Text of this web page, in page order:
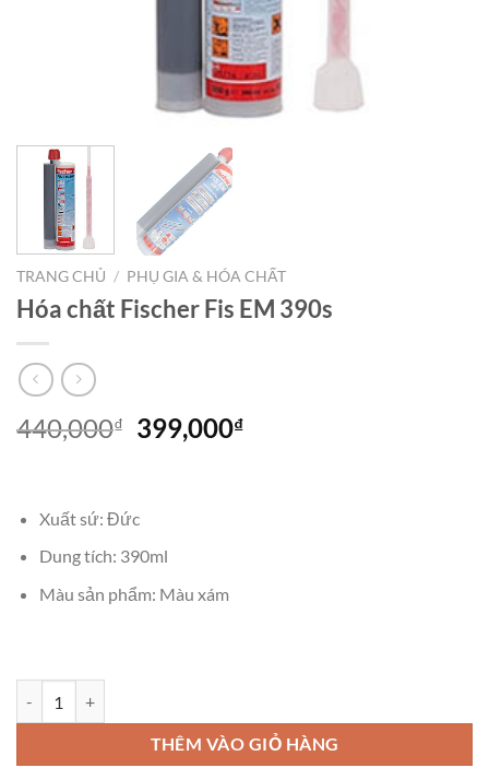
TRANG CHỦ / PHỤ GIA & HÓA CHẤT
Hóa chất Fischer Fis EM 390s
440,000₫
Giá
399,000₫Giá
Xuất sứ: Đức
Dung tích: 390ml
Màu sản phẩm: Màu xám
THÊM VÀO GIỎ HÀNG